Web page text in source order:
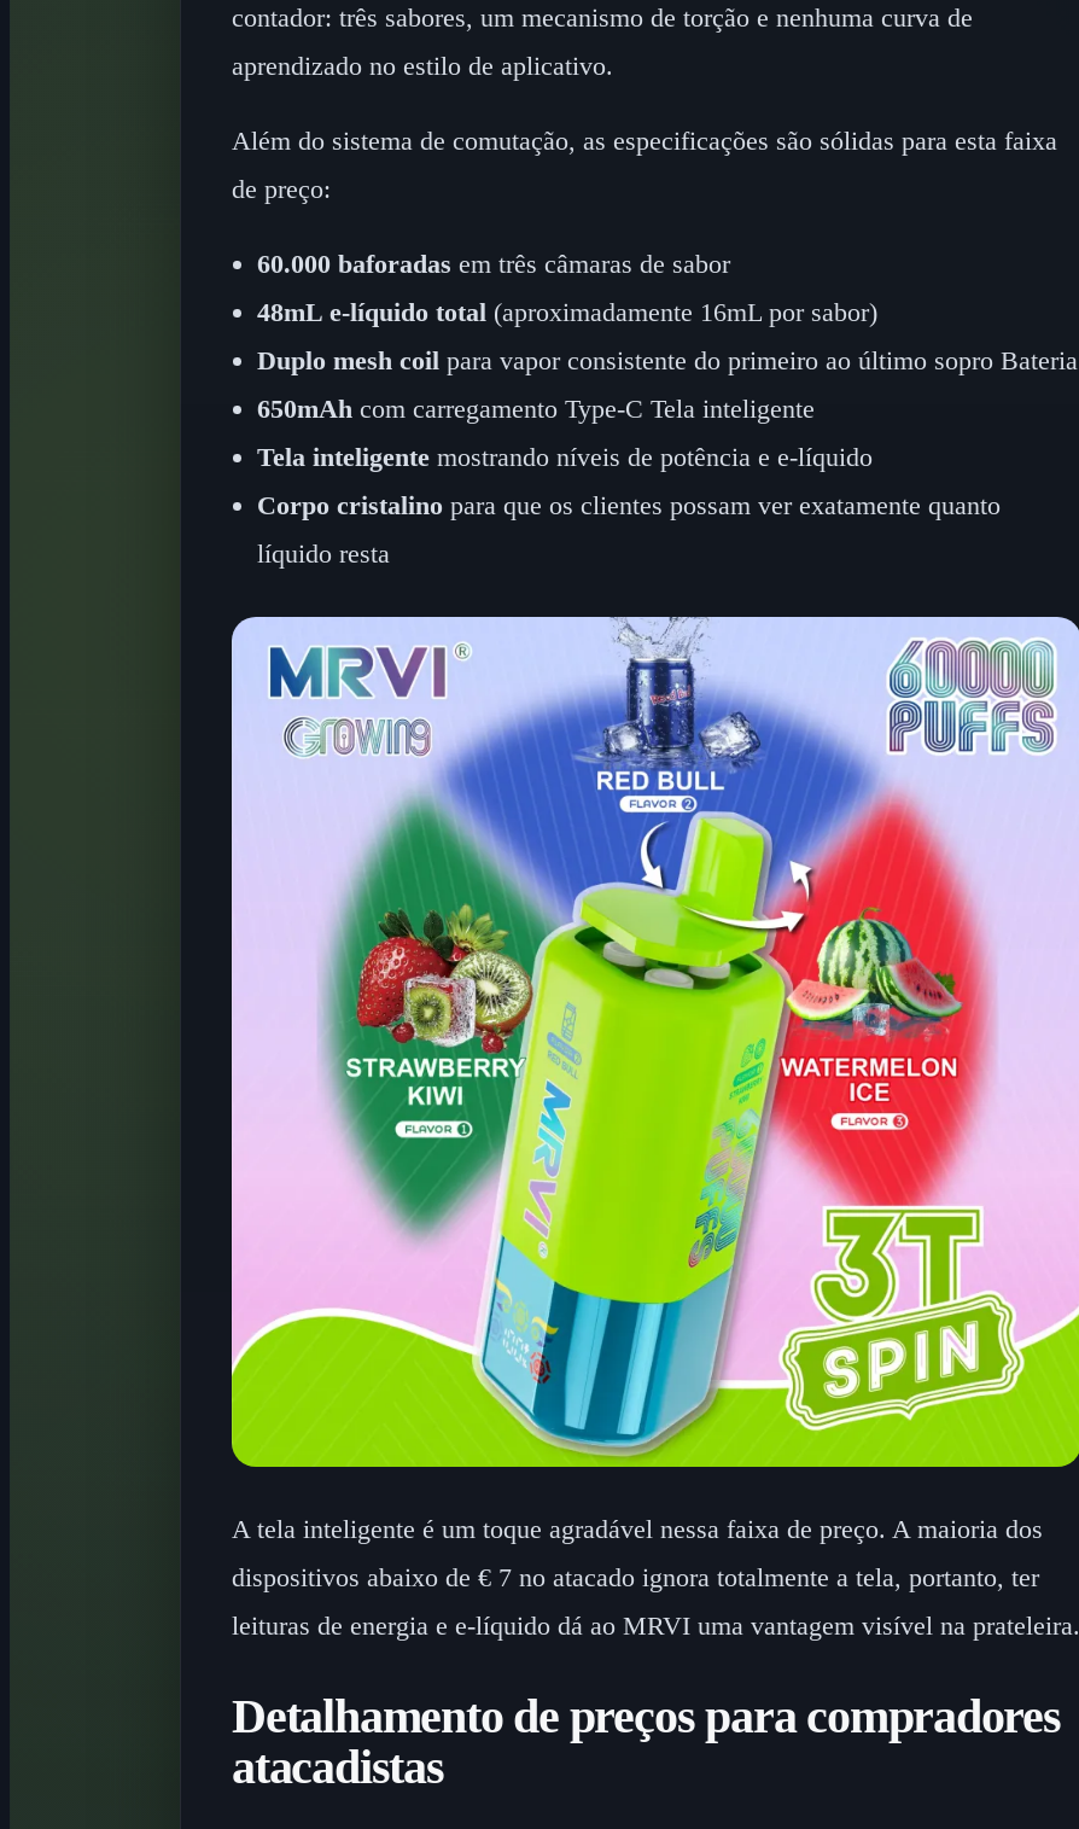
contador: três sabores, um mecanismo de torção e nenhuma curva de
aprendizado no estilo de aplicativo.
Além do sistema de comutação, as especificações são sólidas para esta faixa
de preço:
60.000 baforadas em três câmaras de sabor
48mL e-líquido total(aproximadamente 16mL por sabor)
Duplo mesh coilpara vapor consistente do primeiro ao último sopro Bateria
650mAhcom carregamento Type-C Tela inteligente
Tela inteligentemostrando níveis de potência e e-líquido
Corpo cristalinopara que os clientes possam ver exatamente quanto
líquido resta
A tela inteligente é um toque agradável nessa faixa de preço. A maioria dos
dispositivos abaixo de € 7 no atacado ignora totalmente a tela, portanto, ter
leituras de energia e e-líquido dá ao MRVI uma vantagem visível na prateleira.
Detalhamento de preços para compradores
atacadistas